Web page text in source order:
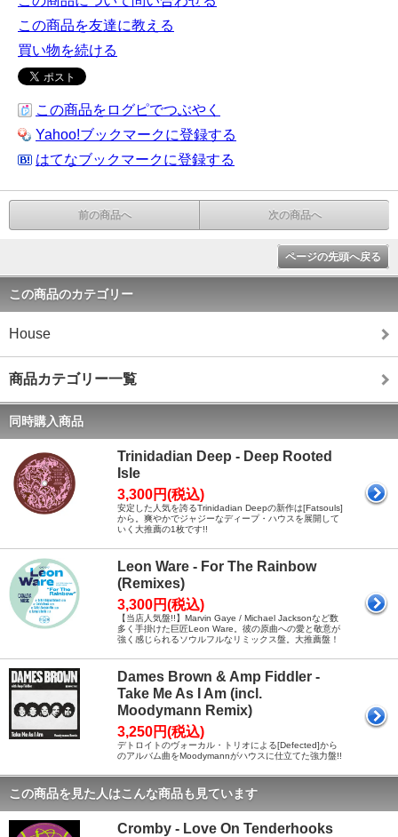
この商品を友達に教える
買い物を続ける
この商品をログピでつぶやく
Yahoo!ブックマークに登録する
はてなブックマークに登録する
前の商品へ 次の商品へ
ページの先頭へ戻る
この商品のカテゴリー
House
商品カテゴリー一覧
同時購入商品
Trinidadian Deep - Deep Rooted
Isle
3,300円(税込)
安定した人気を誇るTrinidadian Deepの新作は[Fatsouls]
から。爽やかでジャジーなディープ・ハウスを展開して
いく大推薦の1枚です!!
Leon Ware - For The Rainbow
(Remixes)
3,300円(税込)
【当店人気盤!!】Marvin Gaye / Michael Jacksonなど数
多く手掛けた巨匠Leon Ware。彼の原曲への愛と敬意が
強く感じられるソウルフルなリミックス盤。大推薦盤！
Dames Brown & Amp Fiddler -
Take Me As I Am (incl.
Moodymann Remix)
3,250円(税込)
デトロイトのヴォーカル・トリオによる[Defected]から
のアルバム曲をMoodymannがハウスに仕立てた強力盤!!
この商品を見た人はこんな商品も見ています
Cromby - Love On Tenderhooks